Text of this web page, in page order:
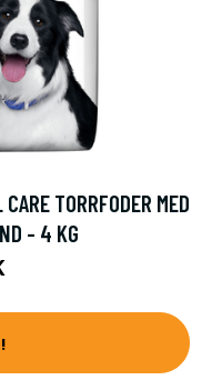
TORRFODER MED
- 4 KG